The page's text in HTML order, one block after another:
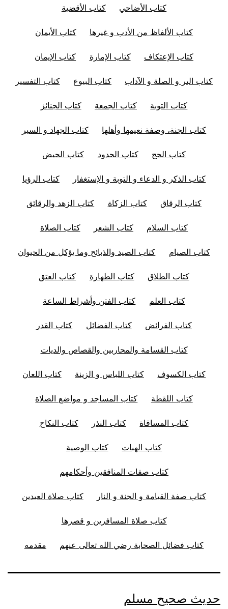
كتاب الأضاحي كتاب الأقضية
كتاب الألفاظ من الأدب و غيرها كتاب الأيمان
كتاب الإعتكاف كتاب الإمارة كتاب الإيمان
كتاب البر و الصلة و الآداب كتاب البيوع كتاب التفسير
كتاب التوبة كتاب الجمعة كتاب الجنائز
كتاب الجنة، وصفة نعيمها وأهلها كتاب الجهاد و السير
كتاب الحج كتاب الحدود كتاب الحيض
كتاب الذكر و الدعاء و التوبة و الإستغفار كتاب الرؤيا
كتاب الرقاق كتاب الزكاة كتاب الزهد والرقائق
كتاب السلام كتاب الشعر كتاب الصلاة
كتاب الصيام كتاب الصيد والذبائح وما يؤكل من الحيوان
كتاب الطلاق كتاب الطهارة كتاب العتق
كتاب العلم كتاب الفتن وأشراط الساعة
كتاب الفرائض كتاب الفضائل كتاب القدر
كتاب القسامة والمحاربين والقصاص والديات
كتاب الكسوف كتاب اللباس و الزينة كتاب اللعان
كتاب اللقطة كتاب المساجد و مواضع الصلاة
كتاب المساقاة كتاب النذر كتاب النكاح
كتاب الهبات كتاب الوصية
كتاب صفات المنافقين وأحكامهم
كتاب صفة القيامة و الجنة و النار كتاب صلاة العيدين
كتاب صلاة المسافرين و قصرها
كتاب فضائل الصحابة رضي الله تعالى عنهم مقدمه
حديث صحيح مسلم